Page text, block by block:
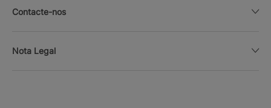
Contacte-nos
Nota Legal